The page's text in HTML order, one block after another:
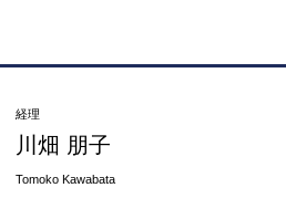
経理
川畑 朋子
Tomoko Kawabata